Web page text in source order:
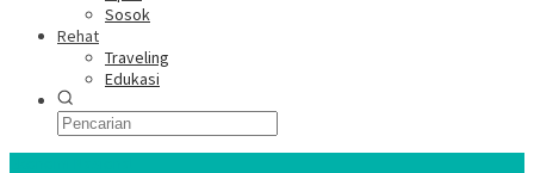
Sosok
Rehat
Traveling
Edukasi